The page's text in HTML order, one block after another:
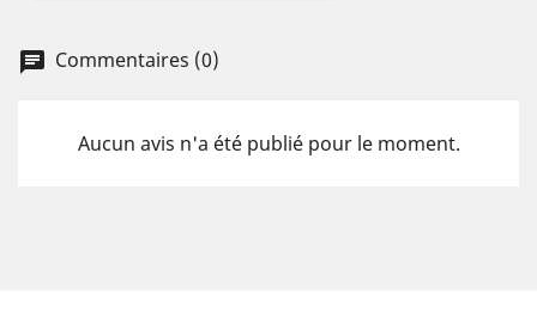
Commentaires (0)
Aucun avis n'a été publié pour le moment.